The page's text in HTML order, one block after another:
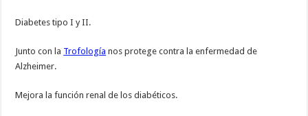
Diabetes tipo I y II.
Junto con la Trofología nos protege contra la enfermedad de
Alzheimer.
Mejora la función renal de los diabéticos.